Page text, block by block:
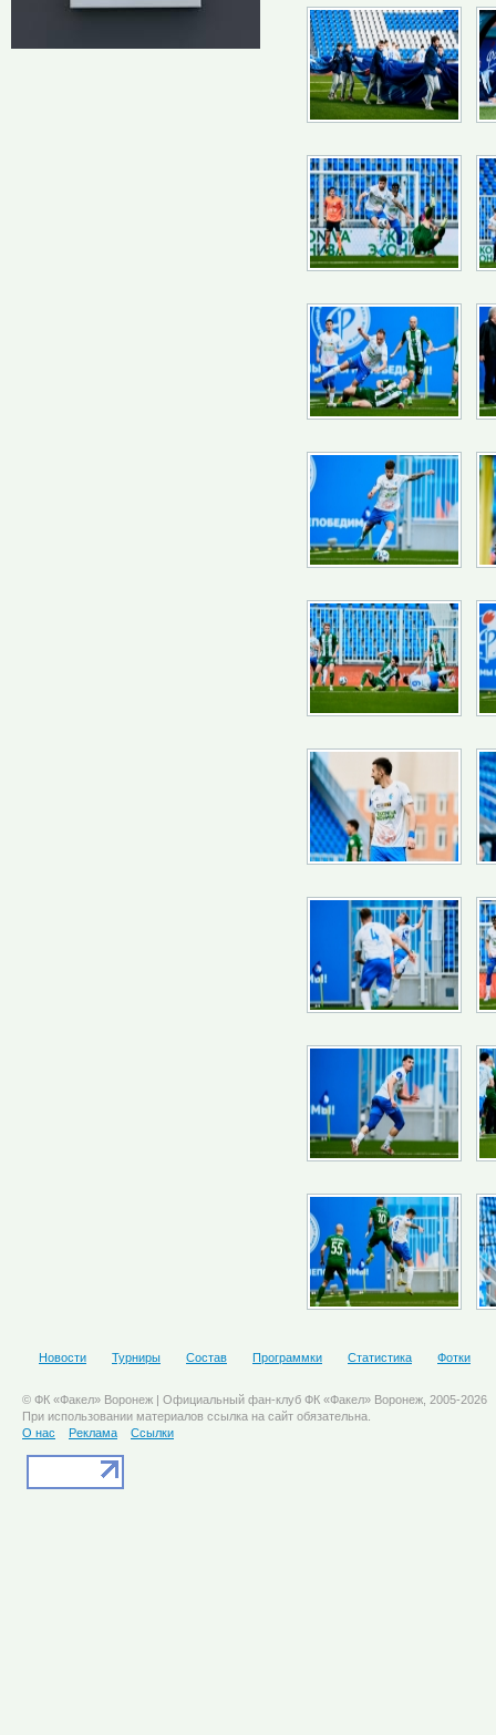
Новости Турниры Состав Программки Статистика Фотки
© ФК «Факел» Воронеж | Официальный фан-клуб ФК «Факел» Воронеж, 2005-2026
При использовании материалов ссылка на сайт обязательна.
О нас
Реклама Ссылки